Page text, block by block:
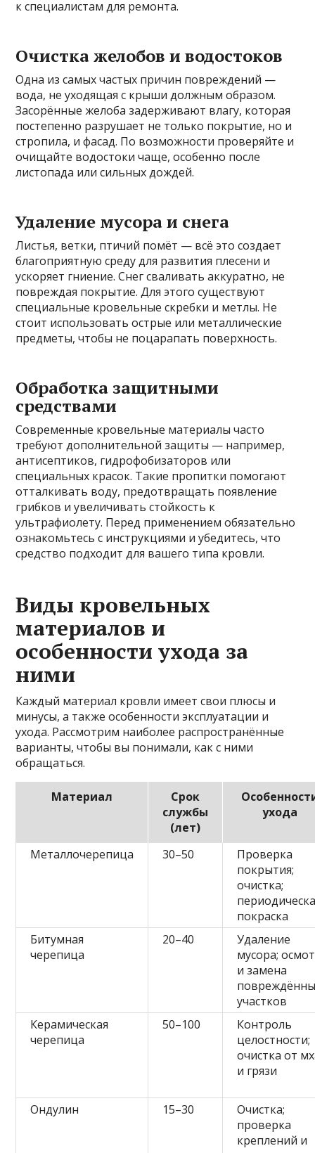
к специалистам для ремонта.
Очистка желобов и водостоков
Одна из самых частых причин повреждений —
вода, не уходящая с крыши должным образом.
Засорённые желоба задерживают влагу, которая
постепенно разрушает не только покрытие, но и
стропила, и фасад. По возможности проверяйте и
очищайте водостоки чаще, особенно после
листопада или сильных дождей.
Удаление мусора и снега
Листья, ветки, птичий помёт — всё это создает
благоприятную среду для развития плесени и
ускоряет гниение. Снег сваливать аккуратно, не
повреждая покрытие. Для этого существуют
специальные кровельные скребки и метлы. Не
стоит использовать острые или металлические
предметы, чтобы не поцарапать поверхность.
Обработка защитными
средствами
Современные кровельные материалы часто
требуют дополнительной защиты — например,
антисептиков, гидрофобизаторов или
специальных красок. Такие пропитки помогают
отталкивать воду, предотвращать появление
грибков и увеличивать стойкость к
ультрафиолету. Перед применением обязательно
ознакомьтесь с инструкциями и убедитесь, что
средство подходит для вашего типа кровли.
Виды кровельных
материалов и
особенности ухода за
ними
Каждый материал кровли имеет свои плюсы и
минусы, а также особенности эксплуатации и
ухода. Рассмотрим наиболее распространённые
варианты, чтобы вы понимали, как с ними
обращаться.
Материал
Срок
службы
(лет)
ухода
Металлочерепица 30–50
Проверка
покрытия;
очистка;
покраска
Битумная
черепица
20–40
Удаление
мусора;
и замена
участков
Керамическая
черепица
50–100
Контроль
целостности;
очистка от
и грязи
Ондулин 15–30
Очистка;
проверка
креплений и